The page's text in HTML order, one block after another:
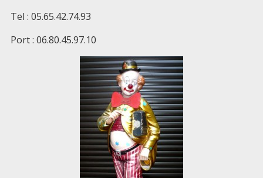
Tel : 05.65.42.74.93
Port : 06.80.45.97.10